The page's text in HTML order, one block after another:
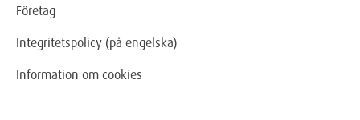
Företag
Integritetspolicy (på engelska)
Information om cookies